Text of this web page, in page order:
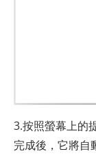
3.按照螢幕上的
完成後，它將自